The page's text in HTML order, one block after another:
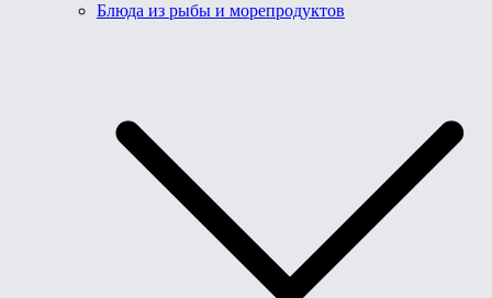
Блюда из рыбы и морепродуктов